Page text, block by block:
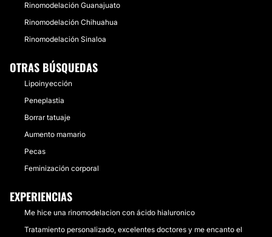
Rinomodelación Guanajuato
Rinomodelación Chihuahua
Rinomodelación Sinaloa
OTRAS BÚSQUEDAS
Lipoinyección
Peneplastia
Borrar tatuaje
Aumento mamario
Pecas
Feminización corporal
EXPERIENCIAS
Me hice una rinomodelacion con ácido hialuronico
Tratamiento personalizado, excelentes doctores y me encanto el